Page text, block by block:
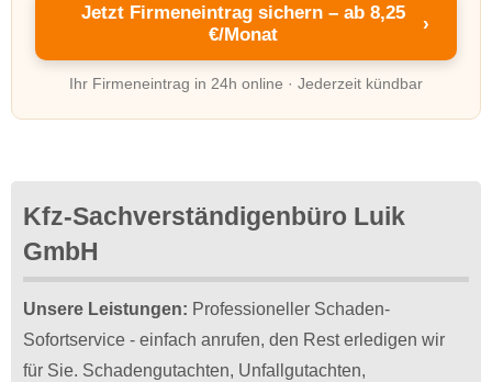
Jetzt Firmeneintrag sichern – ab 8,25
€/Monat
›
Ihr Firmeneintrag in 24h online · Jederzeit kündbar
Kfz-Sachverständigenbüro Luik
GmbH
Unsere Leistungen: Professioneller Schaden-
Sofortservice - einfach anrufen, den Rest erledigen wir
für Sie. Schadengutachten, Unfallgutachten,